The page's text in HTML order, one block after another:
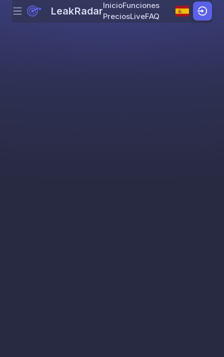
Skip to content
Menu LeakRadarInicioFunciones
PreciosLiveFAQ